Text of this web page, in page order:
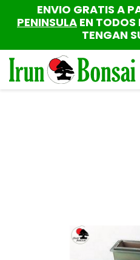
ENVIO GRATIS A
PENINSULA EN TODOS
TENGAN